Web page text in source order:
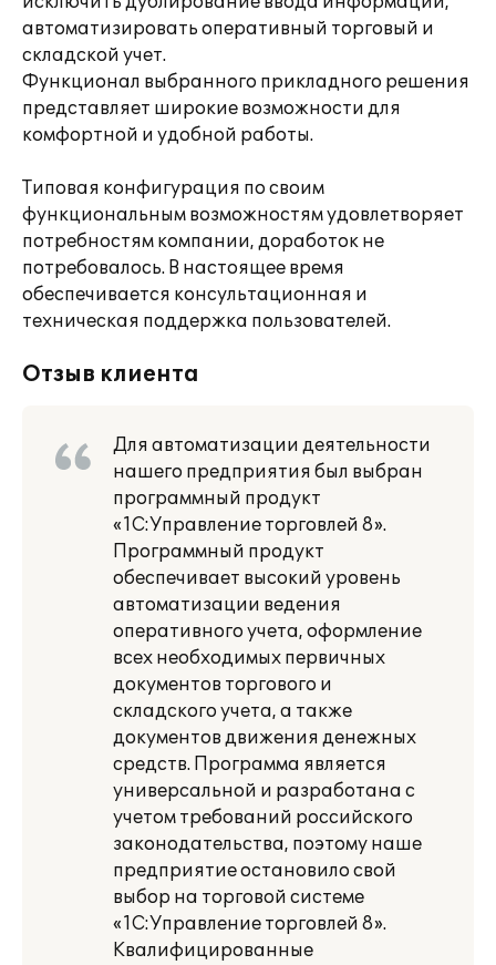
автоматизировать оперативный торговый и
складской учет.
Функционал выбранного прикладного решения
представляет широкие возможности для
комфортной и удобной работы.
Типовая конфигурация по своим
функциональным возможностям удовлетворяет
потребностям компании, доработок не
потребовалось. В настоящее время
обеспечивается консультационная и
техническая поддержка пользователей.
Отзыв клиента
Для автоматизации деятельности
нашего предприятия был выбран
программный продукт
«1С:Управление торговлей 8».
Программный продукт
обеспечивает высокий уровень
автоматизации ведения
оперативного учета, оформление
всех необходимых первичных
документов торгового и
складского учета, а также
документов движения денежных
средств. Программа является
универсальной и разработана с
учетом требований российского
законодательства, поэтому наше
предприятие остановило свой
выбор на торговой системе
«1С:Управление торговлей 8».
Квалифицированные